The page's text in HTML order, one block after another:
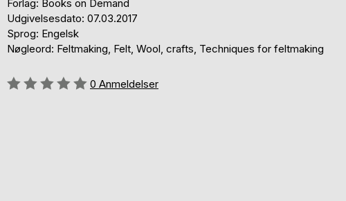
Forlag: Books on Demand
Udgivelsesdato: 07.03.2017
Sprog: Engelsk
Nøgleord: Feltmaking, Felt, Wool, crafts, Techniques for feltmaking
Anmeldelse::
0 Anmeldelser